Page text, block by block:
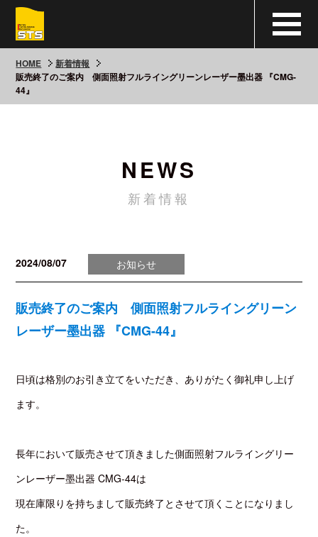
HOME
新着情報
販売終了のご案内 側面照射フルライングリーンレーザー墨出器 『CMG-
44』
NEWS
新着情報
2024/08/07 お知らせ
販売終了のご案内 側面照射フルライングリーン
レーザー墨出器 『CMG-44』
日頃は格別のお引き立てをいただき、ありがたく御礼申し上げ
ます。
長年において販売させて頂きました側面照射フルライングリー
ンレーザー墨出器 CMG-44は
現在庫限りを持ちまして販売終了とさせて頂くことになりまし
た。